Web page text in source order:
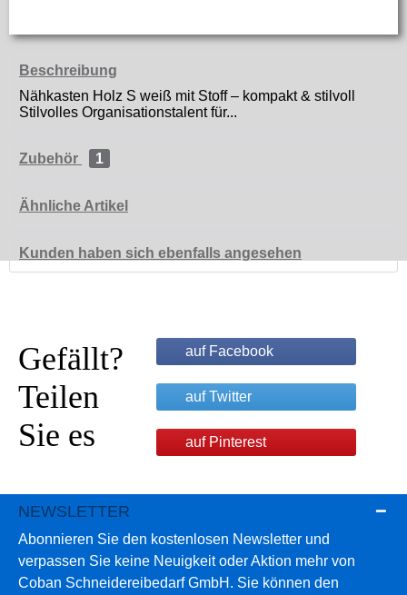
Beschreibung
Nähkasten Holz S weiß mit Stoff – kompakt & stilvoll
Stilvolles Organisationstalent für...
Zubehör 1
Ähnliche Artikel
Kunden haben sich ebenfalls angesehen
Gefällt?
Teilen
Sie es
auf Facebook
auf Twitter
auf Pinterest
NEWSLETTER
Abonnieren Sie den kostenlosen Newsletter und
verpassen Sie keine Neuigkeit oder Aktion mehr von
Coban Schneidereibedarf GmbH. Sie können den